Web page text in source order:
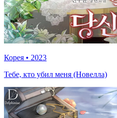
Корея • 2023
Тебе, кто убил меня (Новелла)